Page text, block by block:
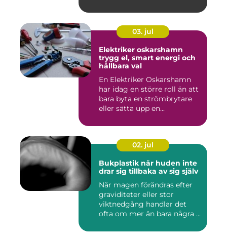
03. jul
Elektriker oskarshamn
trygg el, smart energi och
hållbara val
En Elektriker Oskarshamn
har idag en större roll än att
bara byta en strömbrytare
eller sätta upp en...
02. jul
Bukplastik när huden inte
drar sig tillbaka av sig själv
När magen förändras efter
graviditeter eller stor
viktnedgång handlar det
ofta om mer än bara några ...